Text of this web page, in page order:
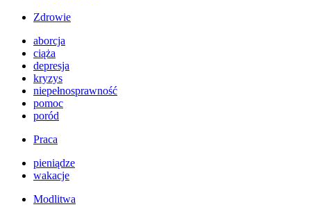
Zdrowie
aborcja
ciąża
depresja
kryzys
niepełnosprawność
pomoc
poród
Praca
pieniądze
wakacje
Modlitwa